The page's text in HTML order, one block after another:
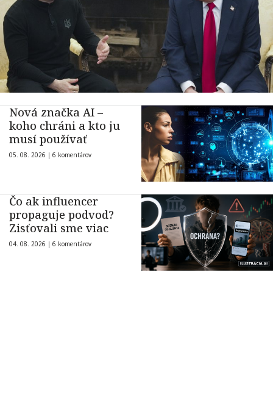
Nová značka AI –
koho chráni a kto ju
musí používať
05. 08. 2026 | 6 komentárov
Čo ak influencer
propaguje podvod?
Zisťovali sme viac
04. 08. 2026 | 6 komentárov